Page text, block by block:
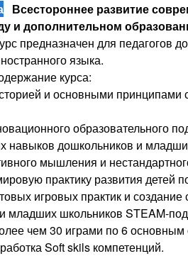
Всестороннее развитие
и дополнительном
предназначен для педагогов
языка.
курса:
и основными
образовательного
навыков дошкольников и
мышления и
практику развития детей
игровых практик и
младших школьников STEAM-
чем 30 играми по 6 основным
Soft skils компетенций.